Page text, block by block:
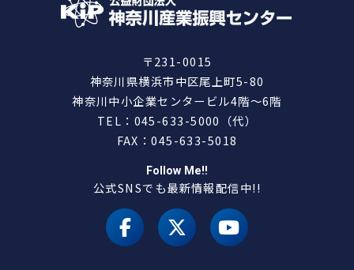
〒231-0015
神奈川県横浜市中区尾上町5-80
神奈川中小企業センタービル4階～6階
TEL：045-633-5000（代）
FAX：045-633-5018
Follow Me!!
公式SNSでも最新情報配信中!!
facebookX（旧 twitter）
youtube